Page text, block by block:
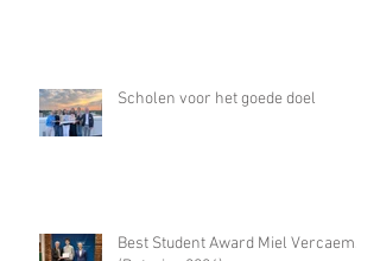
Scholen voor het goede doel
Best Student Award Miel Vercaemst